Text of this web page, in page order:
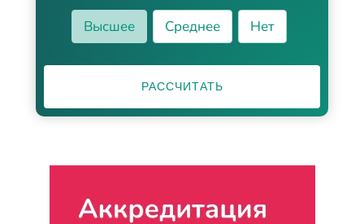
Высшее
Среднее Нет
РАССЧИТАТЬ